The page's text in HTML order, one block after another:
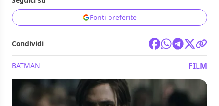
Fonti preferite
Condividi
BATMAN FILM